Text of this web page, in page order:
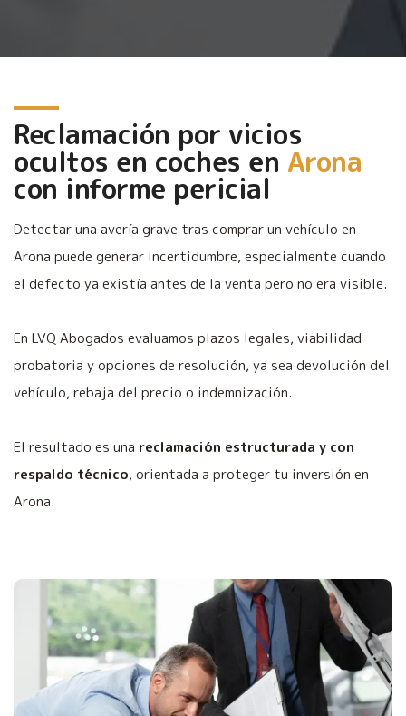
Reclamación por vicios
ocultos en coches en Arona
con informe pericial
Detectar una avería grave tras comprar un vehículo en
Arona puede generar incertidumbre, especialmente cuando
el defecto ya existía antes de la venta pero no era visible.
En LVQ Abogados evaluamos plazos legales, viabilidad
probatoria y opciones de resolución, ya sea devolución del
vehículo, rebaja del precio o indemnización.
El resultado es una reclamación estructurada y con
respaldo técnico, orientada a proteger tu inversión en
Arona.